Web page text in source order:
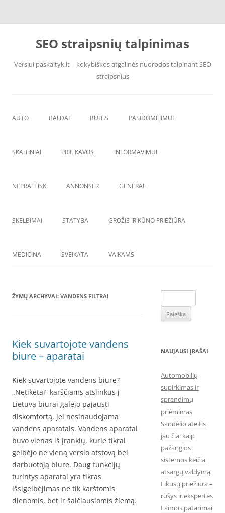
Pereiti
SEO straipsnių talpinimas
Verslui paskaityk.lt – kokybiškos atgalinės nuorodos talpinant SEO
straipsnius
AUTO
PADANGOS
BALDAI BUITIS
ĮRANGA
ŠVAROS PREKĖS
PASIDOMĖJIMUI
SKAITINIAI PRIE KAVOS INFORMAVIMUI
NEPRALEISK ANNONSER GENERAL
SKELBIMAI STATYBA GROŽIS IR KŪNO PRIEŽIŪRA
MEDICINA SVEIKATA VAIKAMS
ŽYMŲ ARCHYVAI: VANDENS FILTRAI
Kiek suvartojote vandens
biure – aparatai
Kiek suvartojote vandens biure?
„Netikėtai” karščiams atslinkus į
Lietuvą biurai galėjo pajausti
diskomfortą, jei nesinaudojama
vandens aparatais. Vandens aparatai
buvo vienas iš įrankių, kurie tikrai
gelbėjo ne vieną verslo atstovą bei
darbuotoją biure. Daug funkcijų
turintys aparatai yra tikras
išsigelbėjimas ne tik karštomis
dienomis, bet ir šalčiausiomis žiemą.
NAUJAUSI ĮRAŠAI
Automobilių
supirkimas ir
sprendimų
priėmimas
Sandėlio ateitis
jau čia: kaip
pažangios
sistemos keičia
atsargų valdymą
Fikusų priežiūra –
rūšys ir ekspertės
Laimos patarimai